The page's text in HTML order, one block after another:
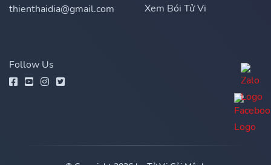
thienthaidia@gmail.com
Xem Bói Tử Vi
Follow Us